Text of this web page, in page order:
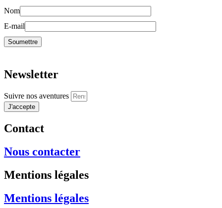
Nom
E-mail
Newsletter
Suivre nos aventures
J'accepte
Contact
Nous contacter
Mentions légales
Mentions légales